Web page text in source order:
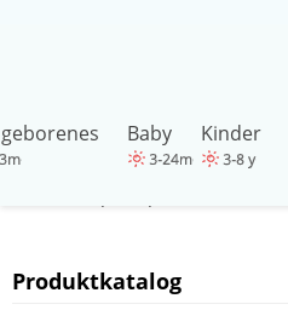
Baby Kinder
Produktkatalog